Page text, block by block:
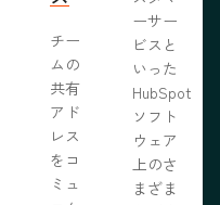
チー
ムの
共有
アド
レス
をコ
ミュ
ーサー
ビスと
いった
HubSpot
ソフト
ウェア
上のさ
まざま